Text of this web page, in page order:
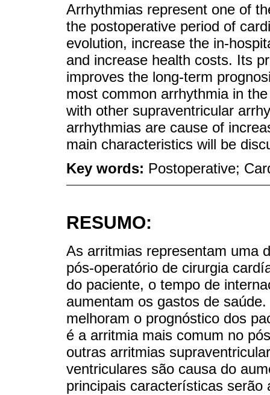
Arrhythmias represent one of
the postoperative period of
evolution, increase the in-
and increase health costs. Its
improves the long-term
most common arrhythmia in
with other supraventricular
arrhythmias are cause of
main characteristics will be
Key words: Postoperative;
RESUMO:
As arritmias representam uma
pós-operatório de cirurgia
do paciente, o tempo de
aumentam os gastos de
melhoram o prognóstico dos
é a arritmia mais comum no
outras arritmias
ventriculares são causa do
principais características serão